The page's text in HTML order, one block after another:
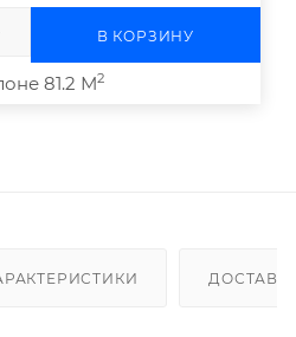
В КОРЗИНУ
81.2 М2